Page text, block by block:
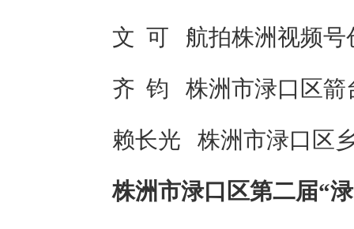
文 可 航拍株洲视频号
齐 钧 株洲市渌口区箭
赖长光 株洲市渌口区
株洲市渌口区第二届“